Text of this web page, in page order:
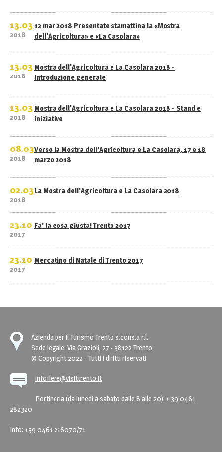
13.03
2018
12 mar 2018 Presentate stamattina la «Mostra
dell'Agricoltura» e «La Casolara»
13.03
2018
Mostra dell'Agricoltura e La Casolara 2018 -
Introduzione generale
13.03
2018
Mostra dell'Agricoltura e La Casolara 2018 - Stand e
iniziative
08.03
2018
Verso la Mostra dell'Agricoltura e La Casolara, 17 e 18
marzo 2018
02.03
2018
La Mostra dell'Agricoltura e La Casolara 2018
23.10
2017
Fa' la cosa giusta! Trento 2017
23.10
2017
Mercatino di Natale di Trento 2017
Azienda per il Turismo Trento s.cons.a r.l.
Sede legale: Via Grazioli, 27 - 38122 Trento
© Copyright 2022 - Tutti i diritti riservati
infofiere@visittrento.it
Portineria (da lunedì a sabato dalle 8 alle 20): + 39 0461
282320
Info: +39 0461 216070/71